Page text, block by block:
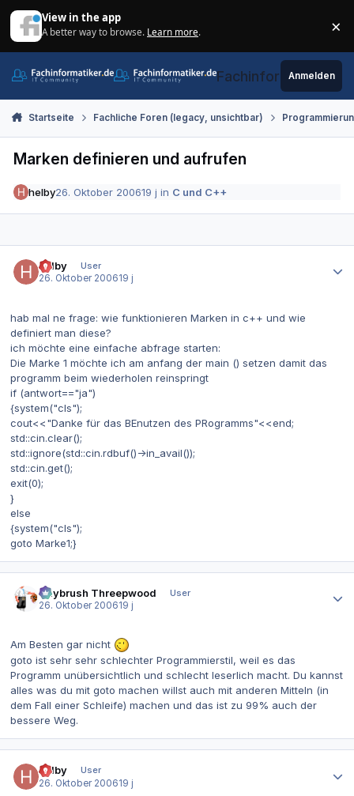
View in the app
A better way to browse. Learn more. ×
Fachinformatiker.de
Anmelden
Startseite Fachliche Foren (legacy, unsichtbar)
Marken definieren und aufrufen
helby26. Oktober 200619 j in C und C++
helby
User
26. Oktober 200619 j
hab mal ne frage: wie funktionieren Marken in c++ und wie
definiert man diese?
ich möchte eine einfache abfrage starten:
Die Marke 1 möchte ich am anfang der main () setzen damit das
programm beim wiederholen reinspringt
if (antwort=="ja")
{system("cls");
cout<<"Danke für das BEnutzen des PRogramms"<<end;
std::cin.clear();
std::ignore(std::cin.rdbuf()->in_avail());
std::cin.get();
exit(0);
}
else
{system("cls");
goto Marke1;}
Guybrush Threepwood
User
26. Oktober 200619 j
Am Besten gar nicht
goto ist sehr sehr schlechter Programmierstil, weil es das
Programm unübersichtlich und schlecht leserlich macht. Du kannst
alles was du mit goto machen willst auch mit anderen Mitteln (in
dem Fall einer Schleife) machen und das ist zu 99% auch der
bessere Weg.
helby
User
26. Oktober 200619 j